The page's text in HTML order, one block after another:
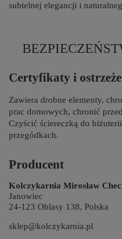
subtelnej elegancji i
Certyfikaty i
Zawiera drobne elementy,
prac domowych, chronić
Czyścić ściereczką do
przegódkach.
Producent
Kolczykarnia Mirosław
Janowiec
24-123 Oblasy 138, Polska
sklep@kolczykarnia.pl